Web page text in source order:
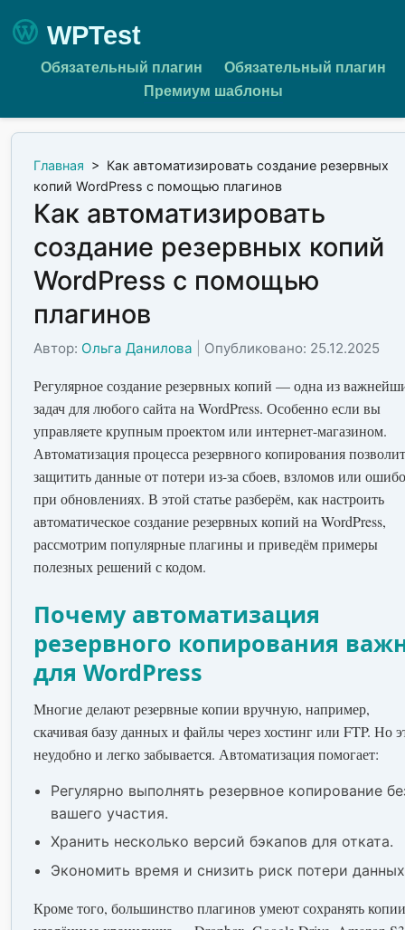
WPTest
Обязательный плагин
Обязательный плагин
Премиум шаблоны
Главная > Как автоматизировать создание резервных
копий WordPress с помощью плагинов
Как автоматизировать
создание резервных копий
WordPress с помощью
плагинов
Автор: Ольга Данилова Опубликовано: 25.12.2025
Регулярное создание резервных копий — одна из
задач для любого сайта на WordPress. Особенно если вы
управляете крупным проектом или интернет-магазином.
Автоматизация процесса резервного копирования позволит
защитить данные от потери из-за сбоев, взломов или
при обновлениях. В этой статье разберём, как настроить
автоматическое создание резервных копий на WordPress,
рассмотрим популярные плагины и приведём примеры
полезных решений с кодом.
Почему автоматизация
резервного копирования
для WordPress
Многие делают резервные копии вручную, например,
скачивая базу данных и файлы через хостинг или FTP. Но
неудобно и легко забывается. Автоматизация помогает:
Регулярно выполнять резервное копирование
вашего участия.
Хранить несколько версий бэкапов для отката.
Экономить время и снизить риск потери
Кроме того, большинство плагинов умеют сохранять